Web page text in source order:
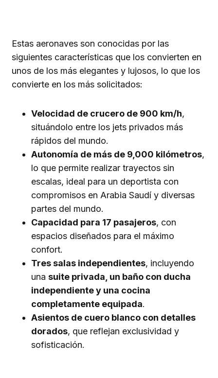
Estas aeronaves son conocidas por las
siguientes características que los convierten en
unos de los más elegantes y lujosos, lo que los
convierte en los más solicitados:
Velocidad de crucero de 900 km/h,
situándolo entre los jets privados más
rápidos del mundo.
Autonomía de más de 9,000 kilómetros,
lo que permite realizar trayectos sin
escalas, ideal para un deportista con
compromisos en Arabia Saudí y diversas
partes del mundo.
Capacidad para 17 pasajeros, con
espacios diseñados para el máximo
confort.
Tres salas independientes, incluyendo
una suite privada, un baño con ducha
independiente y una cocina
completamente equipada.
Asientos de cuero blanco con detalles
dorados, que reflejan exclusividad y
sofisticación.